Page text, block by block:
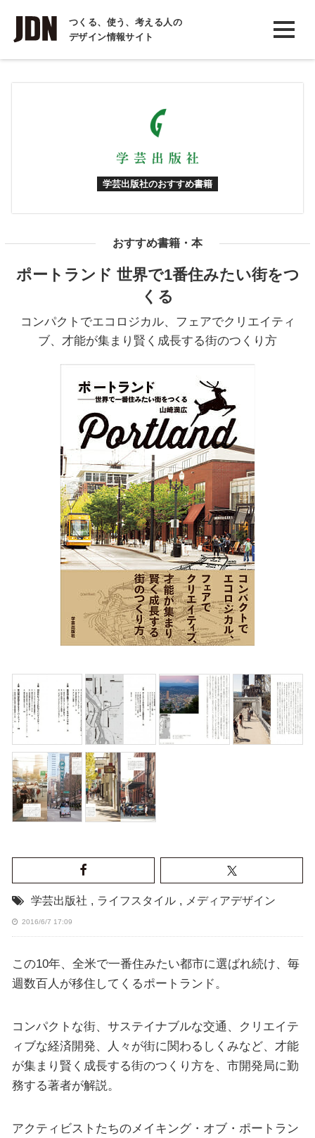
つくる、使う、考える人の
デザイン情報サイト
INTERVIEW
インタビュー
REPORT
学芸出版社のおすすめ書籍
おすすめ書籍・本
ポートランド 世界で1番住みたい街をつ
くる
コンパクトでエコロジカル、フェアでクリエイティ
ブ、才能が集まり賢く成長する街のつくり方
学芸出版社 , ライフスタイル , メディアデザイン
2016/6/7 17:09
この10年、全米で一番住みたい都市に選ばれ続け、毎
週数百人が移住してくるポートランド。
コンパクトな街、サステイナブルな交通、クリエイテ
ィブな経済開発、人々が街に関わるしくみなど、才能
が集まり賢く成長する街のつくり方を、市開発局に勤
務する著者が解説。
アクティビストたちのメイキング・オブ・ポートラン